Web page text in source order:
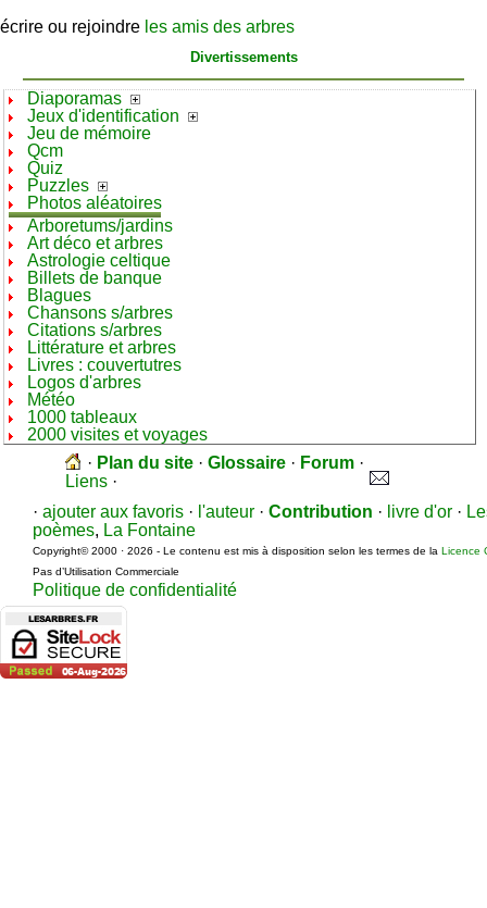
écrire ou rejoindre les amis des arbres
Divertissements
Diaporamas
Jeux d'identification
Jeu de mémoire
Qcm
Quiz
Puzzles
Photos aléatoires
Arboretums/jardins
Art déco et arbres
Astrologie celtique
Billets de banque
Blagues
Chansons s/arbres
Citations s/arbres
Littérature et arbres
Livres : couvertutres
Logos d'arbres
Météo
1000 tableaux
2000 visites et voyages
· Plan du site · Glossaire · Forum ·
Liens ·
· ajouter aux favoris · l'auteur · Contribution · livre d'or ·
poèmes, La Fontaine
Copyright© 2000 · 2026 - Le contenu est mis à disposition selon les termes de la Licence
Pas d’Utilisation Commerciale
Politique de confidentialité